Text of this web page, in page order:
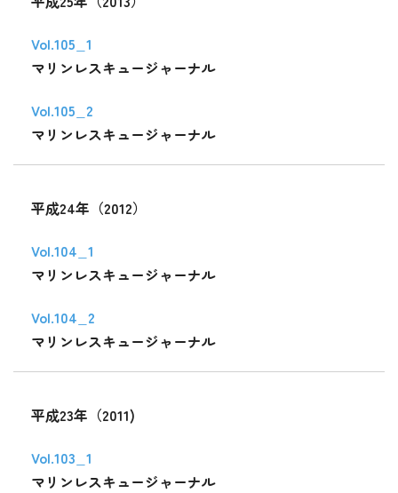
Vol.105_1
マリンレスキュージャーナル
Vol.105_2
マリンレスキュージャーナル
平成24年（2012）
Vol.104_1
マリンレスキュージャーナル
Vol.104_2
マリンレスキュージャーナル
平成23年（2011)
Vol.103_1
マリンレスキュージャーナル